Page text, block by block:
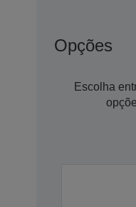
Opções
Escolha